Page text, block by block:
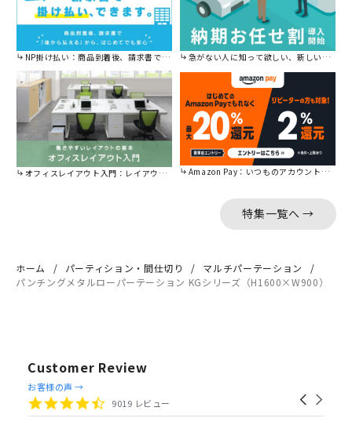
NP掛け払い：商品到着後、請求書で後から払えます。 急がない人に知って欲しい、新しい割引を始めました。
オフィスレイアウト入門：レイアウトの基本をご紹介。 Amazon Pay：いつものアカウントで簡単に決済可能。
特集一覧へ →
ホーム パーティション・間仕切り
マルチパーテーション
パンチングメタルローパーテーション KGシリーズ（H1600×W900）
Customer Review
Reviews
carousel
Carousel
4.4
star
9019 レビュー
お客様の声 →